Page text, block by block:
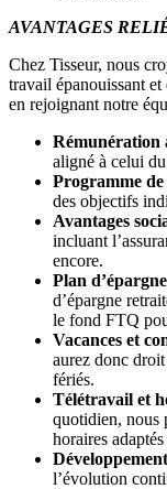
AVANTAGES
Chez Tisseur, nous
travail épanouissant
en rejoignant notre
Rémunération
aligné à celui
Programme
des objectifs
Avantages
incluant
encore.
Plan
d’épargne
le fond FTQ
Vacances et
aurez donc droit
fériés.
Télétravail et
quotidien, nous
horaires
l’évolution